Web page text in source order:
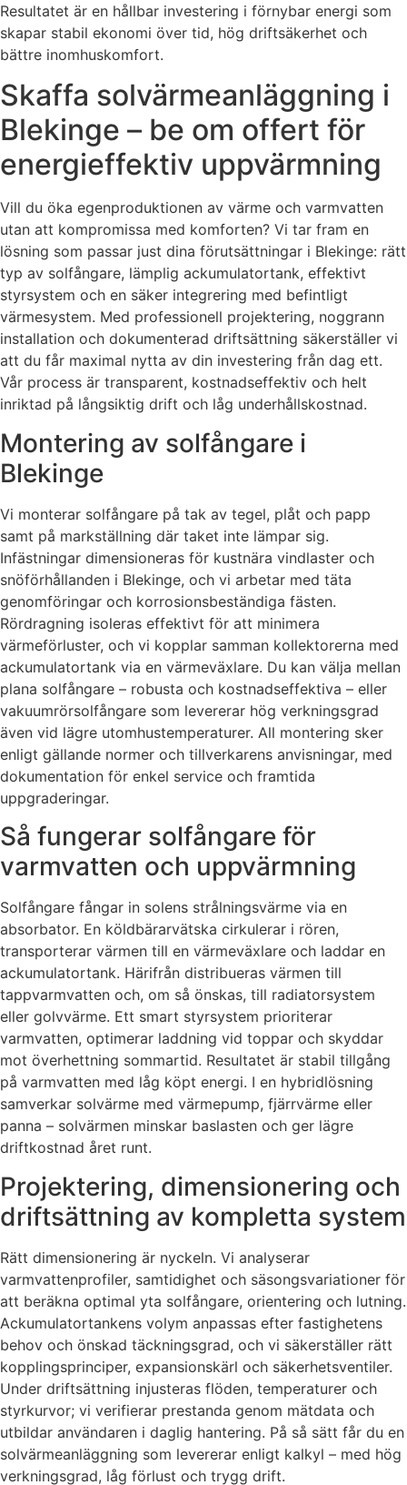
Resultatet är en hållbar investering i förnybar energi som
skapar stabil ekonomi över tid, hög driftsäkerhet och
bättre inomhuskomfort.
Skaffa solvärmeanläggning i
Blekinge – be om offert för
energieffektiv uppvärmning
Vill du öka egenproduktionen av värme och varmvatten
utan att kompromissa med komforten? Vi tar fram en
lösning som passar just dina förutsättningar i Blekinge: rätt
typ av solfångare, lämplig ackumulatortank, effektivt
styrsystem och en säker integrering med befintligt
värmesystem. Med professionell projektering, noggrann
installation och dokumenterad driftsättning säkerställer vi
att du får maximal nytta av din investering från dag ett.
Vår process är transparent, kostnadseffektiv och helt
inriktad på långsiktig drift och låg underhållskostnad.
Montering av solfångare i
Blekinge
Vi monterar solfångare på tak av tegel, plåt och papp
samt på markställning där taket inte lämpar sig.
Infästningar dimensioneras för kustnära vindlaster och
snöförhållanden i Blekinge, och vi arbetar med täta
genomföringar och korrosionsbeständiga fästen.
Rördragning isoleras effektivt för att minimera
värmeförluster, och vi kopplar samman kollektorerna med
ackumulatortank via en värmeväxlare. Du kan välja mellan
plana solfångare – robusta och kostnadseffektiva – eller
vakuumrörsolfångare som levererar hög verkningsgrad
även vid lägre utomhustemperaturer. All montering sker
enligt gällande normer och tillverkarens anvisningar, med
dokumentation för enkel service och framtida
uppgraderingar.
Så fungerar solfångare för
varmvatten och uppvärmning
Solfångare fångar in solens strålningsvärme via en
absorbator. En köldbärarvätska cirkulerar i rören,
transporterar värmen till en värmeväxlare och laddar en
ackumulatortank. Härifrån distribueras värmen till
tappvarmvatten och, om så önskas, till radiatorsystem
eller golvvärme. Ett smart styrsystem prioriterar
varmvatten, optimerar laddning vid toppar och skyddar
mot överhettning sommartid. Resultatet är stabil tillgång
på varmvatten med låg köpt energi. I en hybridlösning
samverkar solvärme med värmepump, fjärrvärme eller
panna – solvärmen minskar baslasten och ger lägre
driftkostnad året runt.
Projektering, dimensionering och
driftsättning av kompletta system
Rätt dimensionering är nyckeln. Vi analyserar
varmvattenprofiler, samtidighet och säsongsvariationer för
att beräkna optimal yta solfångare, orientering och lutning.
Ackumulatortankens volym anpassas efter fastighetens
behov och önskad täckningsgrad, och vi säkerställer rätt
kopplingsprinciper, expansionskärl och säkerhetsventiler.
Under driftsättning injusteras flöden, temperaturer och
styrkurvor; vi verifierar prestanda genom mätdata och
utbildar användaren i daglig hantering. På så sätt får du en
solvärmeanläggning som levererar enligt kalkyl – med hög
verkningsgrad, låg förlust och trygg drift.